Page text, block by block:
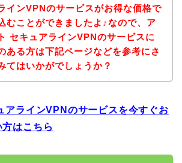
インVPNのサービスがお得な価格で
むことができましたよ♪なので、ア
セキュアラインVPNのサービスに
ある方は下記ページなどを参考にさ
てはいかがでしょうか？
アラインVPNのサービスを今すぐお
はこちら